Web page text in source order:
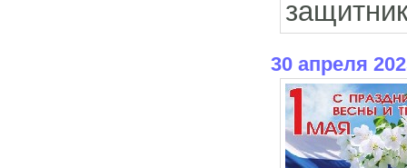
30 апреля